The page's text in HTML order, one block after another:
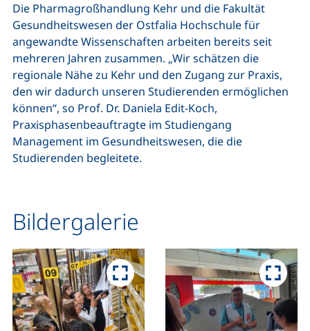
Die Pharmagroßhandlung Kehr und die Fakultät
Gesundheitswesen der Ostfalia Hochschule für
angewandte Wissenschaften arbeiten bereits seit
mehreren Jahren zusammen. „Wir schätzen die
regionale Nähe zu Kehr und den Zugang zur Praxis,
den wir dadurch unseren Studierenden ermöglichen
können“, so Prof. Dr. Daniela Edit-Koch,
Praxisphasenbeauftragte im Studiengang
Management im Gesundheitswesen, die die
Studierenden begleitete.
Bildergalerie